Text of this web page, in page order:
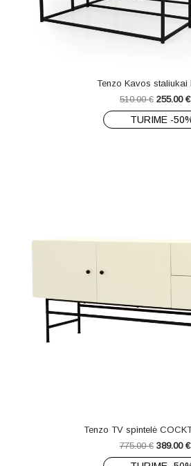
Tenzo Kavos staliukai
510.00€ 255.00 €
TURIME -
Tenzo TV spintelė
775.00€ 389.00 €